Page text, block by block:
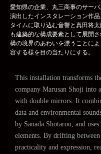
愛知県の企業、丸三商事のサー
演出したインスタレーション作
タイムに取り込む音響と真田将
も建築的な構成要素として展開
構の境界のあわいを漂うことに
容する様を目の当たりにする。
This installation transforms
company Marusan Shoji into
with double mirrors. It
data and environmental
by Sanada Shotarou, and
elements. By drifting
practicality and expression,